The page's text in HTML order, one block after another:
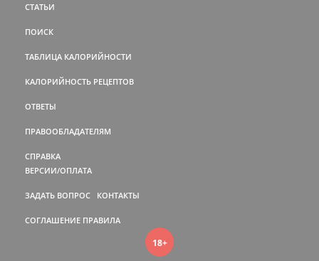
СТАТЬИ
ПОИСК
ТАБЛИЦА КАЛОРИЙНОСТИ
КАЛОРИЙНОСТЬ РЕЦЕПТОВ
ОТВЕТЫ
ПРАВООБЛАДАТЕЛЯМ
СПРАВКА
ВЕРСИИ/ОПЛАТА
ЗАДАТЬ ВОПРОС КОНТАКТЫ
СОГЛАШЕНИЕ ПРАВИЛА
18+